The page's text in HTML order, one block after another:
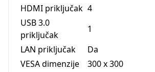
HDMI priključak 4
USB 3.0
priključak
1
LAN priključak
Da
VESA dimenzije
300 x 300